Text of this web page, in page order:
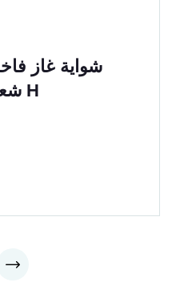
شعلات على شكل حرف H